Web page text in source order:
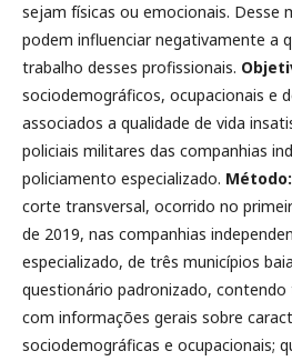
sejam físicas ou emocionais. Desse
podem influenciar negativamente a
trabalho desses profissionais.
sociodemográficos, ocupacionais e
associados a qualidade de vida
policiais militares das companhias
policiamento especializado. Método:
corte transversal, ocorrido no
de 2019, nas companhias
especializado, de três municípios
questionário padronizado,
com informações gerais sobre
sociodemográficas e ocupacionais;